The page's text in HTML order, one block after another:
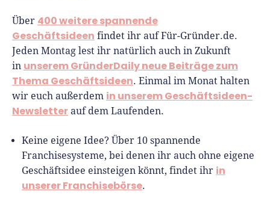
Über 400 weitere spannende
Geschäftsideen findet ihr auf Für-Gründer.de.
Jeden Montag lest ihr natürlich auch in Zukunft
in unserem GründerDaily neue Beiträge zum
Thema Geschäftsideen. Einmal im Monat halten
wir euch außerdem in unserem Geschäftsideen-
Newsletter auf dem Laufenden.
Keine eigene Idee? Über 10 spannende
Franchisesysteme, bei denen ihr auch ohne eigene
Geschäftsidee einsteigen könnt, findet ihr in
unserer Franchisebörse.